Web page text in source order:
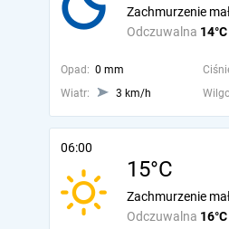
Odczuwalna 14°C
Zachmurzenie
Opad: 0 mm
Wiatr:
3 km/h
06:00
15°C
Odczuwalna 16°C
Zachmurzenie